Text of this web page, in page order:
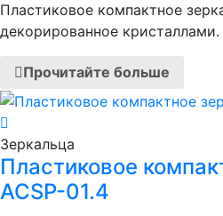
Пластиковое компактное
декорированное
Прочитайте больше
Зеркальца
Пластиковое
ACSP-01.4